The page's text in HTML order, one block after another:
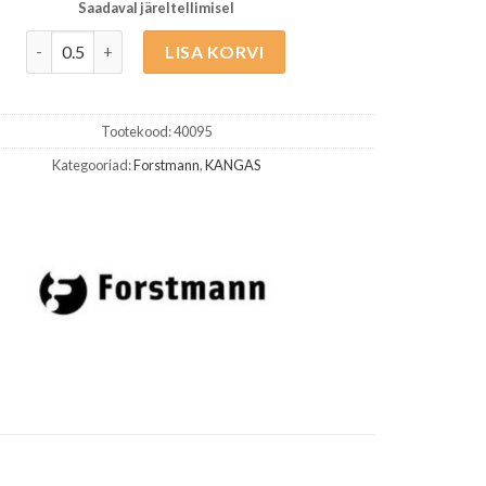
Saadaval järeltellimisel
LISA KORVI
Tootekood:40095
Kategooriad:Forstmann,KANGAS